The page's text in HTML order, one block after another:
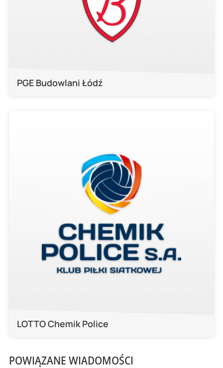
PGE Budowlani Łódź
LOTTO Chemik Police
POWIĄZANE WIADOMOŚCI